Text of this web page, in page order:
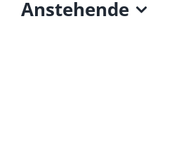
Anstehende